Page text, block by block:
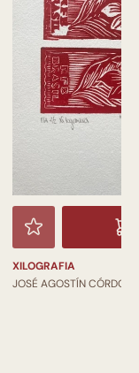
XILOGRAFIA
JOSÉ AGOSTÍN CÓRDOVA